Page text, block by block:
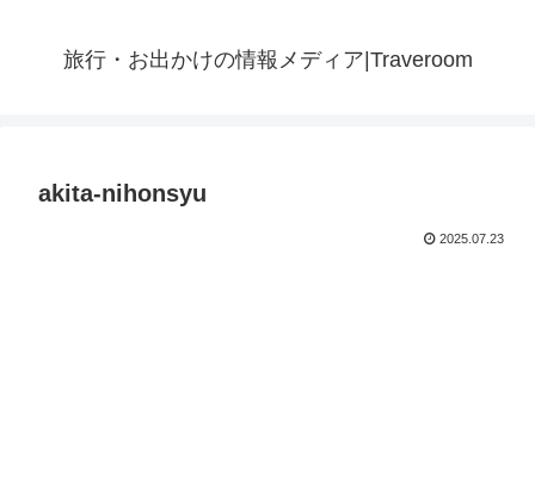
旅行・お出かけの情報メディア|Traveroom
akita-nihonsyu
2025.07.23